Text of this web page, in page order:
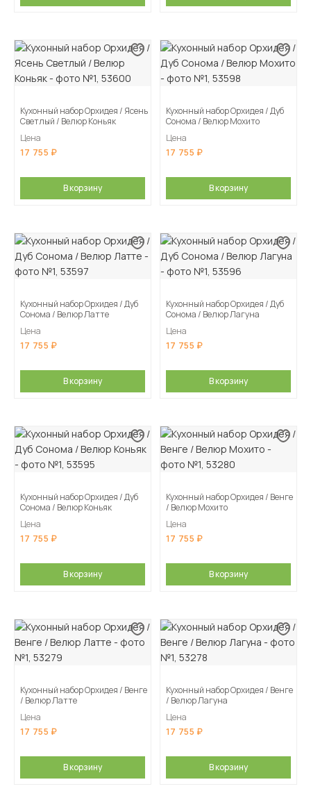
Кухонный набор Орхидея / Ясень
Светлый / Велюр Коньяк
Цена
17 755
В корзину
Кухонный набор Орхидея / Дуб
Сонома / Велюр Мохито
Цена
17 755
В корзину
Кухонный набор Орхидея / Дуб
Сонома / Велюр Латте
Цена
17 755
В корзину
Кухонный набор Орхидея / Дуб
Сонома / Велюр Лагуна
Цена
17 755
В корзину
Кухонный набор Орхидея / Дуб
Сонома / Велюр Коньяк
Цена
17 755
В корзину
Кухонный набор Орхидея / Венге
/ Велюр Мохито
Цена
17 755
В корзину
Кухонный набор Орхидея / Венге
/ Велюр Латте
Цена
17 755
В корзину
Кухонный набор Орхидея / Венге
/ Велюр Лагуна
Цена
17 755
В корзину